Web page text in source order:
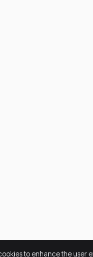
to enhance the user